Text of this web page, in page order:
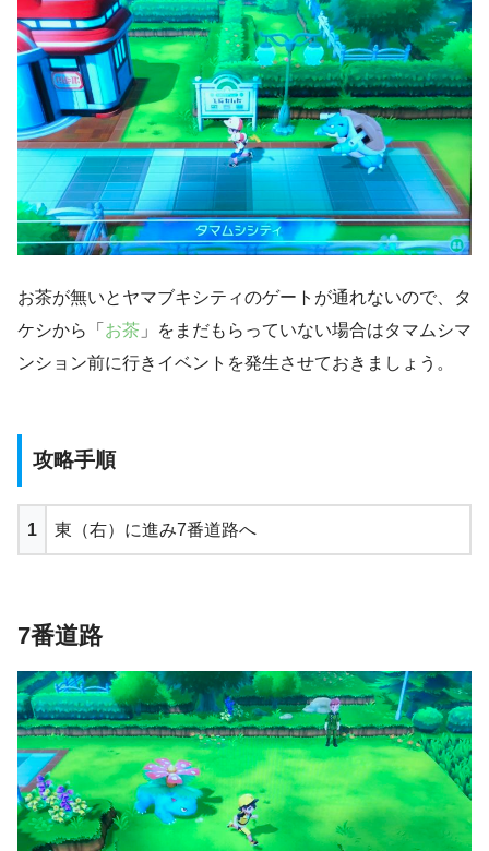
お茶が無いとヤマブキシティのゲートが通れないので、タ
ケシから「 お茶 」をまだもらっていない場合はタマムシマ
ンション前に行きイベントを発生させておきましょう。
攻略手順
1 東（右）に進み7番道路へ
7番道路